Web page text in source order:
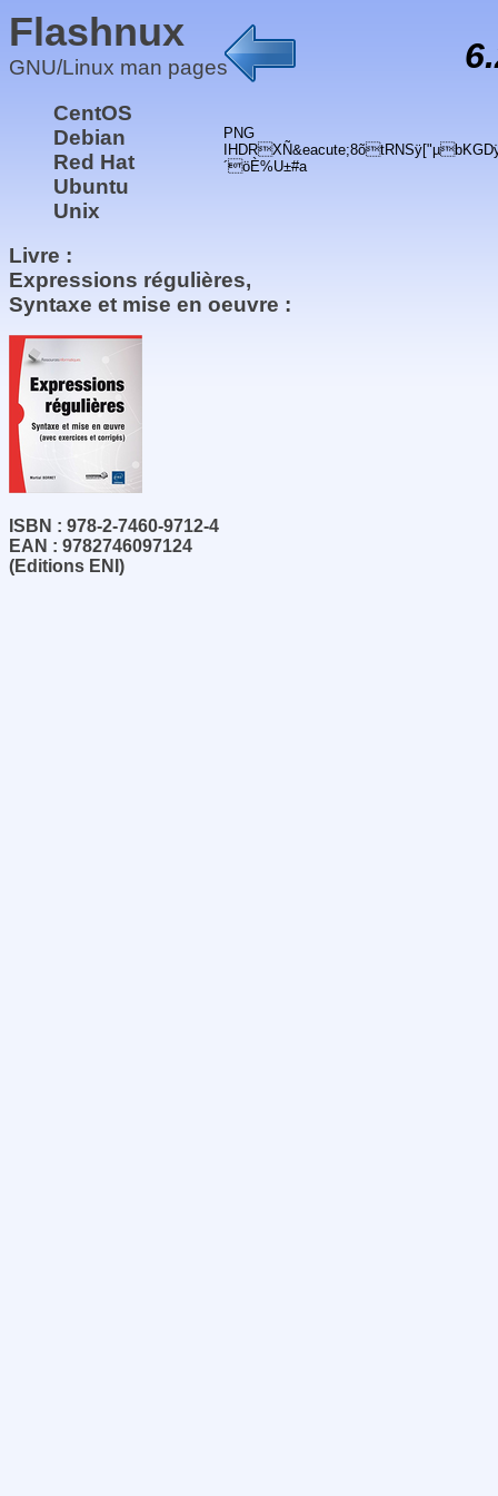
Flashnux
GNU/Linux man pages
CentOS
Debian
Red Hat
Ubuntu
Unix
Livre :
Expressions régulières,
Syntaxe et mise en oeuvre :
ISBN : 978-2-7460-9712-4
EAN : 9782746097124
(Editions ENI)
PNG
´öÈ%U±#a